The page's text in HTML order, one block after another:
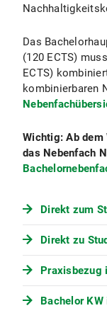
Das
(120 ECTS)
ECTS)
kombinierbaren
Wichtig: Ab
das Nebenfach
Direkt zum
Direkt zu
Praxisbezug
Bachelor